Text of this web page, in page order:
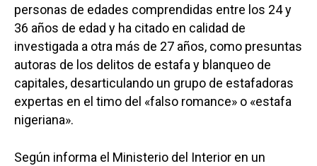
personas de edades comprendidas entre los 24 y
36 años de edad y ha citado en calidad de
investigada a otra más de 27 años, como presuntas
autoras de los delitos de estafa y blanqueo de
capitales, desarticulando un grupo de estafadoras
expertas en el timo del «falso romance» o «estafa
nigeriana».
Según informa el Ministerio del Interior en un